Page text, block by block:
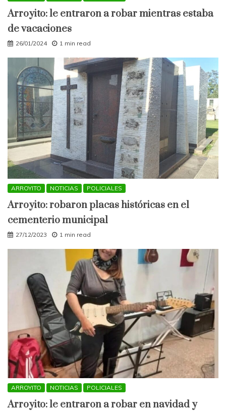
Arroyito: le entraron a robar mientras estaba
de vacaciones
26/01/2024 1 min read
ARROYITO NOTICIAS POLICIALES
Arroyito: robaron placas históricas en el
cementerio municipal
27/12/2023 1 min read
ARROYITO NOTICIAS POLICIALES
Arroyito: le entraron a robar en navidad y